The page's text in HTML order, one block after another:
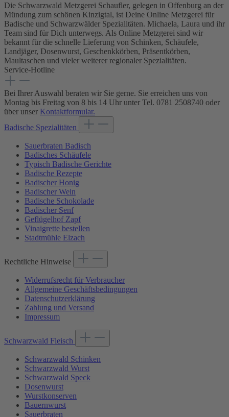
Die Schwarzwald Metzgerei Schaufler, gelegen in Offenburg an der
Mündung zum schönen Kinzigtal, ist Deine Online Metzgerei für
Badische und Schwarzwälder Spezialitäten. Michaela, Laura und ihr
Team sind für Dich unterwegs. Als Online Metzgerei sind wir
bekannt für die schnelle Lieferung von Schinken, Schäufele,
Landjäger, Dosenwurst, Geschenkkörben, Präsentkörben,
Maultaschen und vieler weiterer regionaler Spezialitäten.
Service-Hotline
Bei Ihrer Auswahl beraten wir Sie gerne. Sie erreichen uns von
Montag bis Freitag von 8 bis 14 Uhr unter Tel. 0781 2508740 oder
über unser Kontaktformular.
Badische Spezialitäten
Sauerbraten Badisch
Badisches Schäufele
Typisch Badische Gerichte
Badische Rezepte
Badischer Honig
Badischer Wein
Badische Schokolade
Badischer Senf
Geflügelhof Zapf
Vinaigrette bestellen
Stadtmühle Elzach
Rechtliche Hinweise
Widerrufsrecht für Verbraucher
Allgemeine Geschäftsbedingungen
Datenschutzerklärung
Zahlung und Versand
Impressum
Schwarzwald Fleisch
Schwarzwald Schinken
Schwarzwald Wurst
Schwarzwald Speck
Dosenwurst
Wurstkonserven
Bauernwurst
Sauerbraten